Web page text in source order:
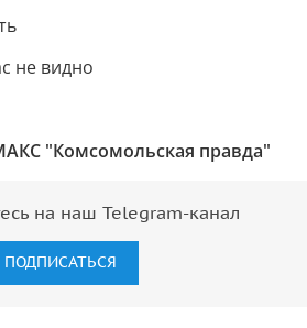
не видно
"Комсомольская правда"
на наш Telegram-канал
ПОДПИСАТЬСЯ